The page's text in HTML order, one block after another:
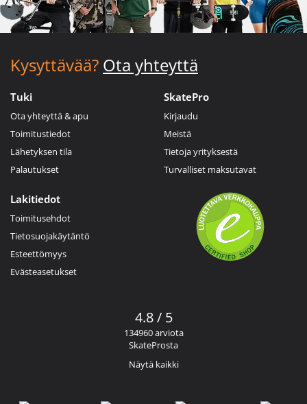
Kysyttävää? Ota yhteyttä
Tuki
Ota yhteyttä & apu
Toimitustiedot
Lähetyksen tila
Palautukset
SkatePro
Kirjaudu
Meistä
Tietoja yrityksestä
Turvalliset maksutavat
Lakitiedot
Toimitusehdot
Tietosuojakäytäntö
Esteettömyys
Evästeasetukset
4.8 / 5
134960 arviota
SkateProsta
Näytä kaikki